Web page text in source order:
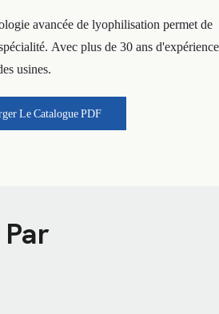
avancée de lyophilisation permet de
Avec plus de 30 ans d'expérience
usines.
Le Catalogue PDF